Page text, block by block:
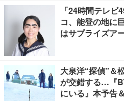
「24時間テレ
コ、能登の地に
はサプライズア
大泉洋“探偵”＆
が交錯する…『
にいる』本予告